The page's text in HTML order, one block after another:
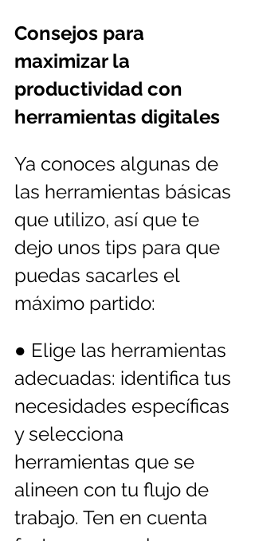
Consejos para
maximizar la
productividad con
herramientas digitales
Ya conoces algunas de
las herramientas básicas
que utilizo, así que te
dejo unos tips para que
puedas sacarles el
máximo partido:
● Elige las herramientas
adecuadas: identifica tus
necesidades específicas
y selecciona
herramientas que se
alineen con tu flujo de
trabajo. Ten en cuenta